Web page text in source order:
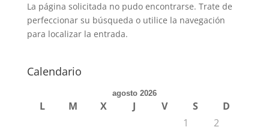
La página solicitada no pudo encontrarse. Trate de
perfeccionar su búsqueda o utilice la navegación
para localizar la entrada.
Calendario
agosto 2026
L M X J V S
D
1
2